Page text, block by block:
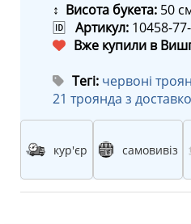
↕ Висота букета: 50
🆔 Артикул: 10458-
Вже купили в
Тегі: червоні
21 троянда з
кур'єр самовивіз